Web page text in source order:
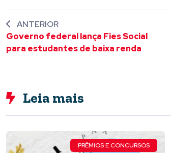
ANTERIOR
Governo federal lança Fies Social
para estudantes de baixa renda
Leia mais
PRÊMIOS E CONCURSOS